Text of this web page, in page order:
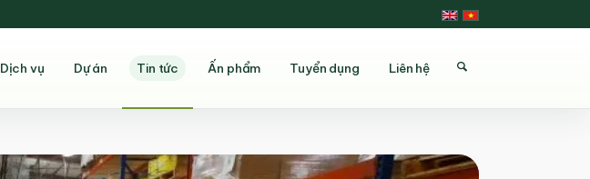
Dịch vụ Dự án Tin tức Ấn phẩm Tuyển dụng Liên hệ